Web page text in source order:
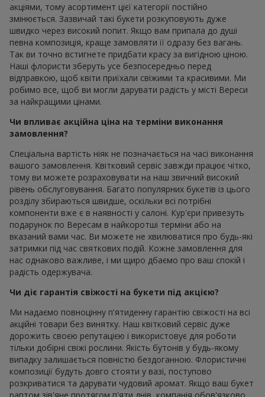
акціями, тому асортимент цієї категорії постійно
змінюється. Зазвичай такі букети розкуповують дуже
швидко через високий попит. Якщо вам припала до душі
певна композиція, краще замовляти її одразу без вагань.
Так ви точно встигнете придбати красу за вигідною ціною.
Наші флористи зберуть усе безпосередньо перед
відправкою, щоб квіти приїхали свіжими та красивими. Ми
робимо все, щоб ви могли дарувати радість у місті Вереси
за найкращими цінами.
Чи впливає акційна ціна на терміни виконання
замовлення?
Спеціальна вартість ніяк не позначається на часі виконання
вашого замовлення. Квітковий сервіс завжди працює чітко,
тому ви можете розраховувати на наш звичний високий
рівень обслуговування. Багато популярних букетів із цього
розділу збираються швидше, оскільки всі потрібні
компоненти вже є в наявності у салоні. Кур'єри привезуть
подарунок по Вересам в найкоротші терміни або на
вказаний вами час. Ви можете не хвилюватися про будь-які
затримки під час святкових подій. Кожне замовлення для
нас однаково важливе, і ми щиро дбаємо про ваш спокій і
радість одержувача.
Чи діє гарантія свіжості на букети під акцією?
Ми надаємо повноцінну п'ятиденну гарантію свіжості на всі
акційні товари без винятку. Наш квітковий сервіс дуже
дорожить своєю репутацією і використовує для роботи
тільки добірні свіжі рослини. Якість бутонів у будь-якому
випадку залишається повністю бездоганною. Флористичні
композиції будуть довго стояти у вазі, поступово
розкриватися та дарувати чудовий аромат. Якщо ваш букет